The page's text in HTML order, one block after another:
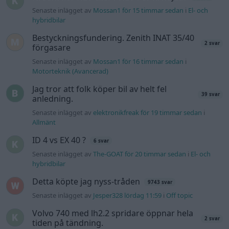
Senaste inlägget av The-GOAT för 20 timmar sedan iEl- och
hybridbilar
Detta köpte jag nyss-tråden 9743 svar
Senaste inlägget av
Volvo 740 med lh2.2 spridare öppnar hela
Senaste inlägget av KlevaRaggarn fredag 23:57
Generell
Ford Mustang e Mac 2023
Senaste inlägget av KenthIJ2 fredag 12:37
244 motorbyte till d5252t
Senaste inlägget av
(Avancerad)
Senaste projektinläggen
Volvo Amazon 1965 85 svar